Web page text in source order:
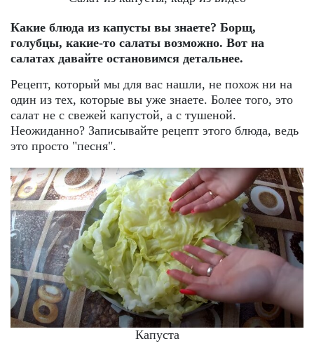
Какие блюда из капусты вы знаете? Борщ,
голубцы, какие-то салаты возможно. Вот на
салатах давайте остановимся детальнее.
Рецепт, который мы для вас нашли, не похож ни на
один из тех, которые вы уже знаете. Более того, это
салат не с свежей капустой, а с тушеной.
Неожиданно? Записывайте рецепт этого блюда, ведь
это просто "песня".
Капуста